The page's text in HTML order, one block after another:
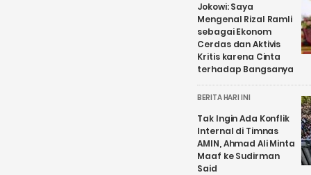
Jokowi: Saya
Mengenal Rizal Ramli
sebagai Ekonom
Cerdas dan Aktivis
Kritis karena Cinta
terhadap Bangsanya
BERITA HARI INI
Tak Ingin Ada Konflik
Internal di Timnas
AMIN, Ahmad Ali Minta
Maaf ke Sudirman
Said